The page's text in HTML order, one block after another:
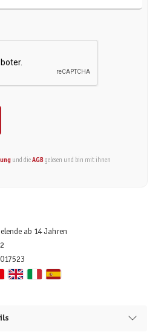
und die AGBgelesen und bin mit ihnen
ab 14 Jahren